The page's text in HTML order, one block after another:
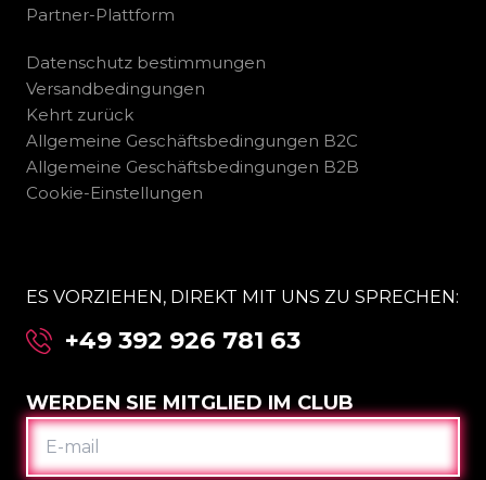
Partner-Plattform
Datenschutz bestimmungen
Versandbedingungen
Kehrt zurück
Allgemeine Geschäftsbedingungen B2C
Allgemeine Geschäftsbedingungen B2B
Cookie-Einstellungen
ES VORZIEHEN, DIREKT MIT UNS ZU SPRECHEN:
+49 392 926 781 63
WERDEN SIE MITGLIED IM CLUB
E-
MAIL